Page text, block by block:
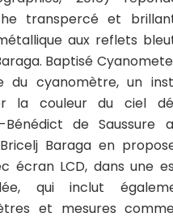
transpercé et
aux reflets
Baptisé
du cyanomètre, un
la couleur du ciel
Bénédict de Saussure
Baraga en
écran LCD, dans une
qui inclut
et mesures